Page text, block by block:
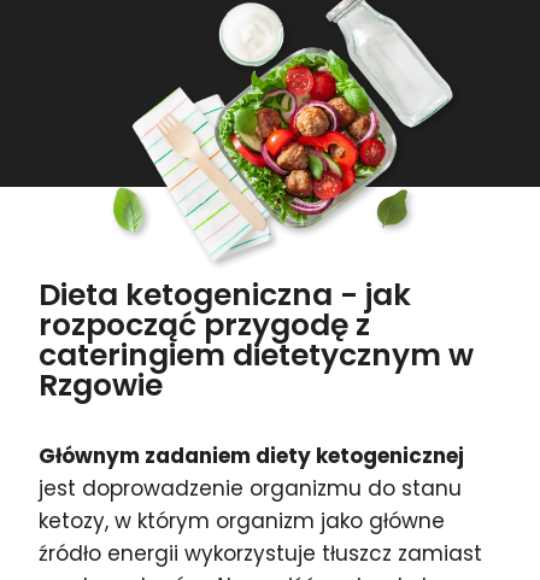
Dieta ketogeniczna - jak
rozpocząć przygodę z
cateringiem dietetycznym w
Rzgowie
Głównym zadaniem diety ketogenicznej
jest doprowadzenie organizmu do stanu
ketozy, w którym organizm jako główne
źródło energii wykorzystuje tłuszcz zamiast